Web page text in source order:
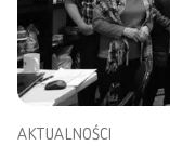
AKTUALNOŚCI